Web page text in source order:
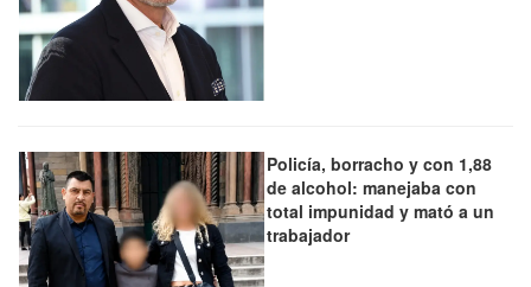
Policía, borracho y con 1,88
de alcohol: manejaba con
total impunidad y mató a un
trabajador